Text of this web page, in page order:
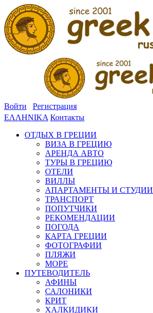
Войти
Регистрация
ΕΛΛΗΝΙΚΑ Контакты
ОТДЫХ В ГРЕЦИИ
ВИЗА В ГРЕЦИЮ
АРЕНДА АВТО
ТУРЫ В ГРЕЦИЮ
ОТЕЛИ
ВИЛЛЫ
АПАРТАМЕНТЫ И СТУДИИ
ТРАНСПОРТ
ПОПУТЧИКИ
РЕКОМЕНДАЦИИ
ПОГОДА
КАРТА ГРЕЦИИ
ФОТОГРАФИИ
ПЛЯЖИ
МОРЕ
ПУТЕВОДИТЕЛЬ
АФИНЫ
САЛОНИКИ
КРИТ
ХАЛКИДИКИ